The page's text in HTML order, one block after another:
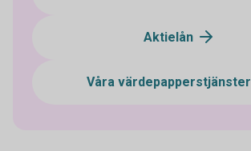
Aktielån
Våra värdepapperstjänster